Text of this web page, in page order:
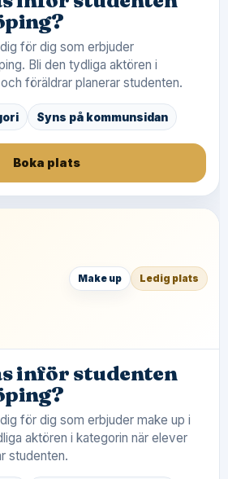
för dig som erbjuder
Bli den tydliga aktören i
föräldrar planerar studenten.
Syns på kommunsidan
Boka plats
Make up Ledig plats
inför studenten
för dig som erbjuder make up i
aktören i kategorin när elever
studenten.